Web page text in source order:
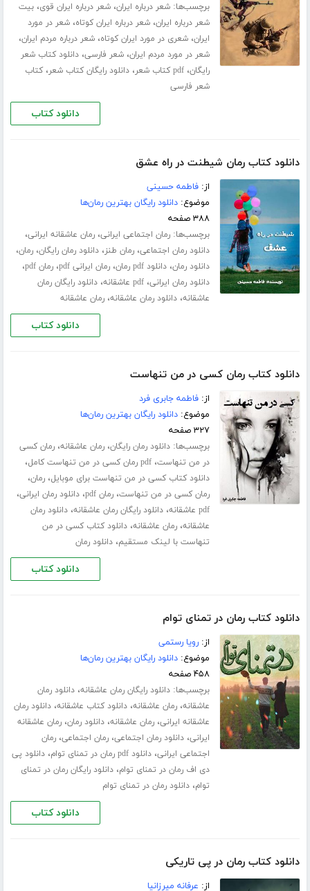
برچسب‌ها:شعر درباره ایران،شعر درباره ایران قوی،بیت
شعر درباره ایران،شعر درباره ایران کوتاه،شعر در مورد
ایران،شعری در مورد ایران کوتاه،شعر درباره مردم ایران،
شعر در مورد مردم ایران،شعر فارسی،دانلود کتاب شعر
رایگان،pdf کتاب شعر ،دانلود رایگان کتاب شعر،کتاب
شعر فارسی
دانلود کتاب
دانلود کتاب رمان شیطنت در راه عشق
از:فاطمه حسینی
موضوع:دانلود رایگان بهترین رمان‌ها
۳۸۸ صفحه
برچسب‌ها:رمان اجتماعی ایرانی،رمان عاشقانه ایرانی،
دانلود رمان اجتماعی،رمان طنز،دانلود رمان رایگان،رمان،
دانلود رمان،دانلود pdf رمان ،رمان ایرانی pdf ،رمان pdf ،
دانلود رمان ایرانی،pdf عاشقانه ،دانلود رایگان رمان
عاشقانه،دانلود رمان عاشقانه،رمان عاشقانه
دانلود کتاب
دانلود کتاب رمان کسی در من تنهاست
از:فاطمه جابری فرد
موضوع:دانلود رایگان بهترین رمان‌ها
۳۲۷ صفحه
برچسب‌ها:دانلود رمان رایگان،رمان عاشقانه،رمان کسی
در من تنهاست،pdf رمان کسی در من تنهاست کامل ،
دانلود کتاب کسی در من تنهاست برای موبایل،رمان،
رمان کسی در من تنهاست،رمان pdf ،دانلود رمان ایرانی،
pdf عاشقانه ،دانلود رایگان رمان عاشقانه،دانلود رمان
عاشقانه،رمان عاشقانه،دانلود کتاب کسی در من
تنهاست با لینک مستقیم،دانلود رمان
دانلود کتاب
دانلود کتاب رمان در تمنای توام
از:رویا رستمی
موضوع:دانلود رایگان بهترین رمان‌ها
۴۵۸ صفحه
برچسب‌ها:دانلود رایگان رمان عاشقانه،دانلود رمان
عاشقانه،رمان عاشقانه،دانلود کتاب عاشقانه،دانلود رمان
عاشقانه ایرانی،رمان عاشقانه،دانلود رمان،رمان عاشقانه
ایرانی،دانلود رمان اجتماعی،رمان اجتماعی،رمان
اجتماعی ایرانی،دانلود pdf رمان در تمنای توام ،دانلود پی
دی اف رمان در تمنای توام،دانلود رایگان رمان در تمنای
توام،دانلود رمان در تمنای توام
دانلود کتاب
دانلود کتاب رمان در پی تاریکی
از: عرفانه میرزانیا